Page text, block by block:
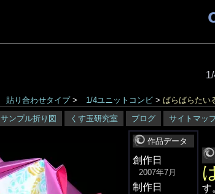
貼り合わせタイプ> 1/4ユニットコンビ > ばらばらたい
サンプル折り図 くす玉研究室 ブログ サイトマッ
作品データ
創作日
2007年7月
制作日
す